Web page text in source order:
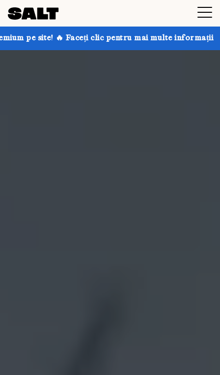
clic pentru mai multe informații Obțineți până